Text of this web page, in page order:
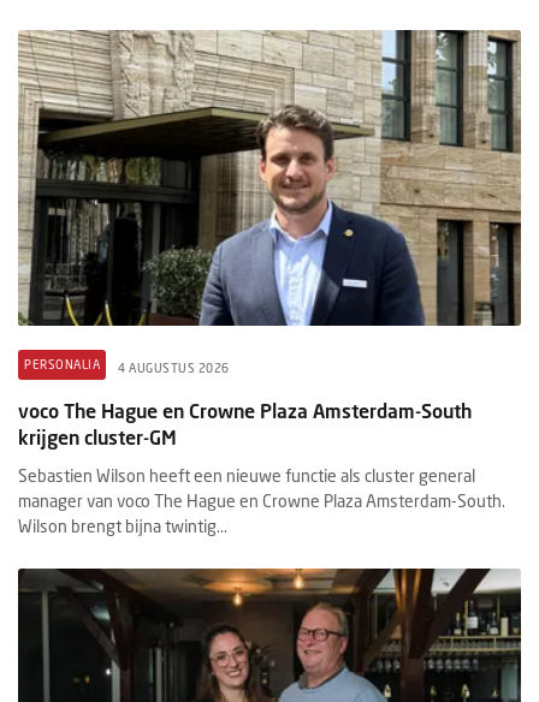
PERSONALIA 4 AUGUSTUS 2026
voco The Hague en Crowne Plaza Amsterdam-South
krijgen cluster-GM
Sebastien Wilson heeft een nieuwe functie als cluster general
manager van voco The Hague en Crowne Plaza Amsterdam-South.
Wilson brengt bijna twintig...